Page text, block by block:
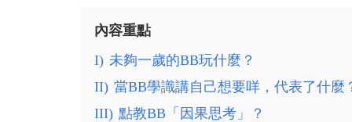
內容重點
I) 未夠一歲的BB玩什麼？
II) 當BB學識講自己想要咩，代表了什麼
III) 點教BB「因果思考」？